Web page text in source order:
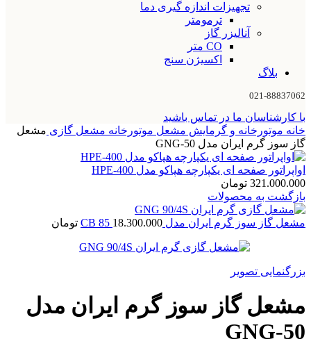
تجهیزات اندازه گیری دما
ترمومتر
آنالیزر گاز
CO متر
اکسیژن سنج
بلاگ
021-88837062
با کارشناسان ما در تماس باشید
خانه موتورخانه و گرمایش مشعل موتورخانه مشعل گازی مشعل
گاز سوز گرم ایران مدل GNG-50
اواپراتور صفحه ای یکپارچه هپاکو مدل HPE-400
321.000.000 تومان
بازگشت به محصولات
مشعل گاز سوز گرم ایران مدل CB 85 18.300.000 تومان
بزرگنمایی تصویر
مشعل گاز سوز گرم ایران مدل
GNG-50